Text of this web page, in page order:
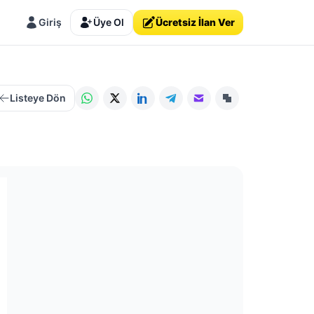
Giriş Üye Ol Ücretsiz İlan Ver
Listeye Dön
WhatsAppX (Twitter)
LinkedInTelegramE-postaLinki Kopyala